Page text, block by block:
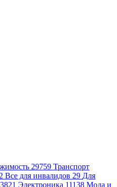
29759 Транспорт
Все для инвалидов 29 Для
3821 Электроника 11138 Мода и